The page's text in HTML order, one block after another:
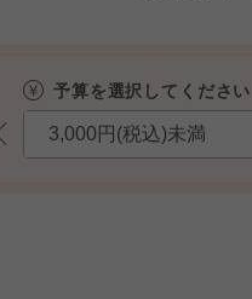
予算を選択してください